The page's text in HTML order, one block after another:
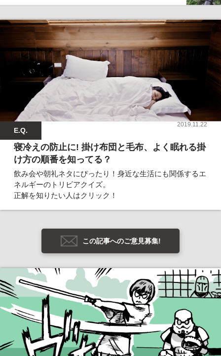
E.Q.
2019.11.22
寝冷えの防止に! 掛け布団と毛布、よく眠れる掛
け方の順番を知ってる？
飲み会や朝礼ネタにぴったり！身近な生活にも関係するエ
ネルギーのトリビアクイズ。
正解を知りたい人はクリック！
この記事へのご意見募集!